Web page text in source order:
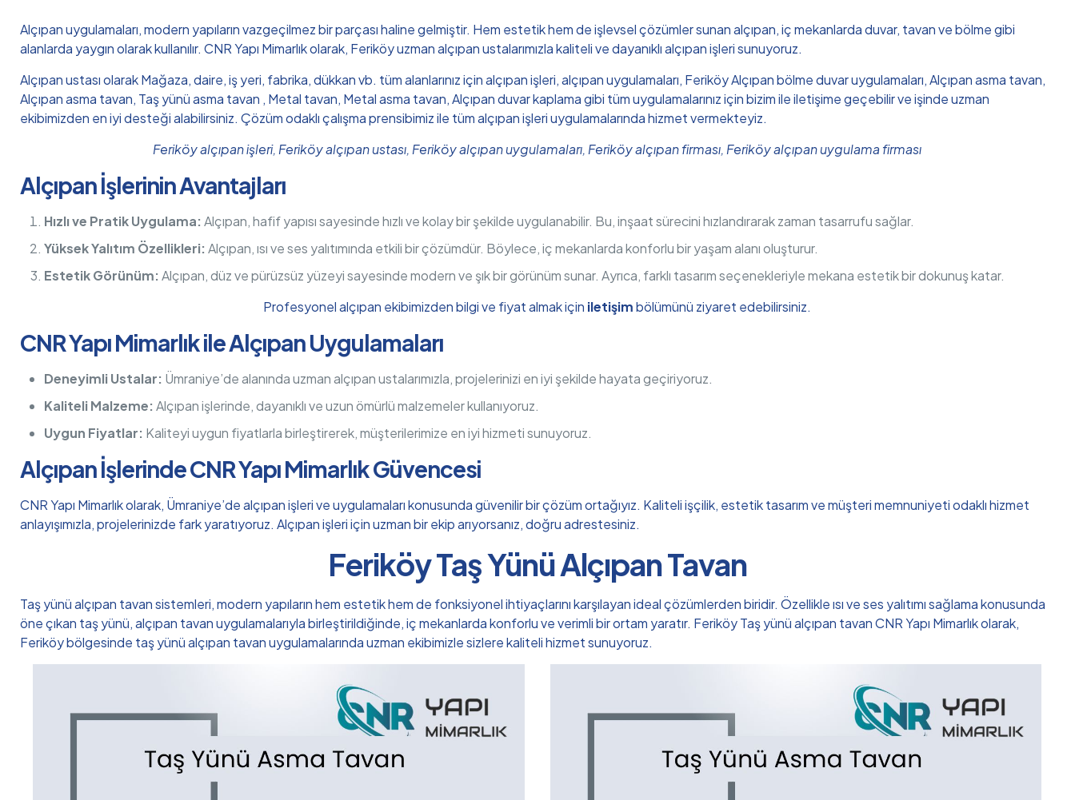
Alçıpan uygulamaları, modern yapıların vazgeçilmez bir parçası haline gelmiştir. Hem estetik hem de işlevsel çözümler sunan alçıpan, iç mekanlarda duvar, tavan ve bölme gibi
alanlarda yaygın olarak kullanılır. CNR Yapı Mimarlık olarak, Feriköy uzman alçıpan ustalarımızla kaliteli ve dayanıklı alçıpan işleri sunuyoruz.
Alçıpan ustası olarak Mağaza, daire, iş yeri, fabrika, dükkan vb. tüm alanlarınız için alçıpan işleri, alçıpan uygulamaları, Feriköy Alçıpan bölme duvar uygulamaları, Alçıpan asma tavan,
Alçıpan asma tavan, Taş yünü asma tavan , Metal tavan, Metal asma tavan, Alçıpan duvar kaplama gibi tüm uygulamalarınız için bizim ile iletişime geçebilir ve işinde uzman
ekibimizden en iyi desteği alabilirsiniz. Çözüm odaklı çalışma prensibimiz ile tüm alçıpan işleri uygulamalarında hizmet vermekteyiz.
Feriköy alçıpan işleri, Feriköy alçıpan ustası, Feriköy alçıpan uygulamaları, Feriköy alçıpan firması, Feriköy alçıpan uygulama firması
Alçıpan İşlerinin Avantajları
Hızlı ve Pratik Uygulama:Alçıpan, hafif yapısı sayesinde hızlı ve kolay bir şekilde uygulanabilir. Bu, inşaat sürecini hızlandırarak zaman tasarrufu sağlar.
Yüksek Yalıtım Özellikleri:Alçıpan, ısı ve ses yalıtımında etkili bir çözümdür. Böylece, iç mekanlarda konforlu bir yaşam alanı oluşturur.
Estetik Görünüm:Alçıpan, düz ve pürüzsüz yüzeyi sayesinde modern ve şık bir görünüm sunar. Ayrıca, farklı tasarım seçenekleriyle mekana estetik bir dokunuş katar.
Profesyonel alçıpan ekibimizden bilgi ve fiyat almak için iletişim bölümünü ziyaret edebilirsiniz.
CNR Yapı Mimarlık ile Alçıpan Uygulamaları
Deneyimli Ustalar: Ümraniye’de alanında uzman alçıpan ustalarımızla, projelerinizi en iyi şekilde hayata geçiriyoruz.
Kaliteli Malzeme:Alçıpan işlerinde, dayanıklı ve uzun ömürlü malzemeler kullanıyoruz.
Uygun Fiyatlar: Kaliteyi uygun fiyatlarla birleştirerek, müşterilerimize en iyi hizmeti sunuyoruz.
Alçıpan İşlerinde CNR Yapı Mimarlık Güvencesi
CNR Yapı Mimarlık olarak, Ümraniye’de alçıpan işleri ve uygulamaları konusunda güvenilir bir çözüm ortağıyız. Kaliteli işçilik, estetik tasarım ve müşteri memnuniyeti odaklı hizmet
anlayışımızla, projelerinizde fark yaratıyoruz. Alçıpan işleri için uzman bir ekip arıyorsanız, doğru adrestesiniz.
Feriköy Taş Yünü Alçıpan Tavan
Taş yünü alçıpan tavan sistemleri, modern yapıların hem estetik hem de fonksiyonel ihtiyaçlarını karşılayan ideal çözümlerden biridir. Özellikle ısı ve ses yalıtımı sağlama konusunda
öne çıkan taş yünü, alçıpan tavan uygulamalarıyla birleştirildiğinde, iç mekanlarda konforlu ve verimli bir ortam yaratır. Feriköy Taş yünü alçıpan tavan CNR Yapı Mimarlık olarak,
Feriköy bölgesinde taş yünü alçıpan tavan uygulamalarında uzman ekibimizle sizlere kaliteli hizmet sunuyoruz.